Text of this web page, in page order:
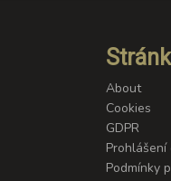
About
Cookies
GDPR
Podmínky